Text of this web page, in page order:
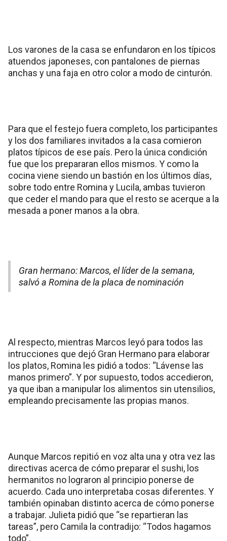
Los varones de la casa se enfundaron en los típicos
atuendos japoneses, con pantalones de piernas
anchas y una faja en otro color a modo de cinturón.
Para que el festejo fuera completo, los participantes
y los dos familiares invitados a la casa comieron
platos típicos de ese país. Pero la única condición
fue que los prepararan ellos mismos. Y como la
cocina viene siendo un bastión en los últimos días,
sobre todo entre Romina y Lucila, ambas tuvieron
que ceder el mando para que el resto se acerque a la
mesada a poner manos a la obra.
Gran hermano: Marcos, el líder de la semana,
salvó a Romina de la placa de nominación
Al respecto, mientras Marcos leyó para todos las
intrucciones que dejó Gran Hermano para elaborar
los platos, Romina les pidió a todos: “Lávense las
manos primero”. Y por supuesto, todos accedieron,
ya que iban a manipular los alimentos sin utensilios,
empleando precisamente las propias manos.
Aunque Marcos repitió en voz alta una y otra vez las
directivas acerca de cómo preparar el sushi, los
hermanitos no lograron al principio ponerse de
acuerdo. Cada uno interpretaba cosas diferentes. Y
también opinaban distinto acerca de cómo ponerse
a trabajar. Julieta pidió que “se repartieran las
tareas”, pero Camila la contradijo: “Todos hagamos
todo”.